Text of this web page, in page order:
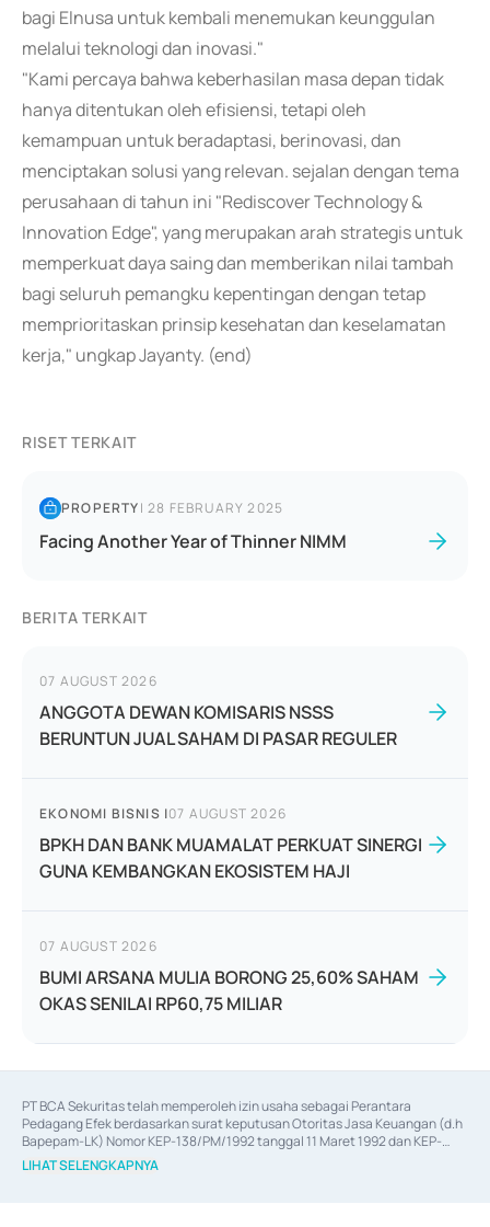
bagi Elnusa untuk kembali menemukan keunggulan
melalui teknologi dan inovasi."
"Kami percaya bahwa keberhasilan masa depan tidak
hanya ditentukan oleh efisiensi, tetapi oleh
kemampuan untuk beradaptasi, berinovasi, dan
menciptakan solusi yang relevan. sejalan dengan tema
perusahaan di tahun ini "Rediscover Technology &
Innovation Edge", yang merupakan arah strategis untuk
memperkuat daya saing dan memberikan nilai tambah
bagi seluruh pemangku kepentingan dengan tetap
memprioritaskan prinsip kesehatan dan keselamatan
kerja," ungkap Jayanty. (end)
RISET TERKAIT
PROPERTY|28 FEBRUARY 2025
Facing Another Year of Thinner NIMM
BERITA TERKAIT
07 AUGUST 2026
ANGGOTA DEWAN KOMISARIS NSSS
BERUNTUN JUAL SAHAM DI PASAR REGULER
EKONOMI BISNIS |07 AUGUST 2026
BPKH DAN BANK MUAMALAT PERKUAT SINERGI
GUNA KEMBANGKAN EKOSISTEM HAJI
07 AUGUST 2026
BUMI ARSANA MULIA BORONG 25,60% SAHAM
OKAS SENILAI RP60,75 MILIAR
PT BCA Sekuritas telah memperoleh izin usaha sebagai Perantara
Pedagang Efek berdasarkan surat keputusan Otoritas Jasa Keuangan (d.h
Bapepam-LK) Nomor KEP-138/PM/1992 tanggal 11 Maret 1992 dan KEP-
06/D.04/2014 tanggal 28 Februari 2014, izin usaha sebagai Penjamin Emisi
Efek berdasarkan surat keputusan Otoritas Jasa Keuangan Nomor KEP-
LIHAT SELENGKAPNYA